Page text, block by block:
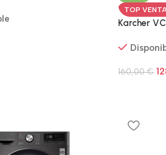
TOP
Karcher
160,00€